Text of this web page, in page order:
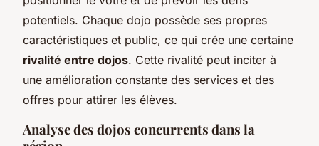
potentiels. Chaque dojo possède ses propres
caractéristiques et public, ce qui crée une certaine
rivalité entre dojos. Cette rivalité peut inciter à
une amélioration constante des services et des
offres pour attirer les élèves.
Analyse des dojos concurrents dans la